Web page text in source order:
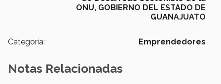
ONU, GOBIERNO DEL ESTADO DE
GUANAJUATO
Categoría: Emprendedores
Notas Relacionadas